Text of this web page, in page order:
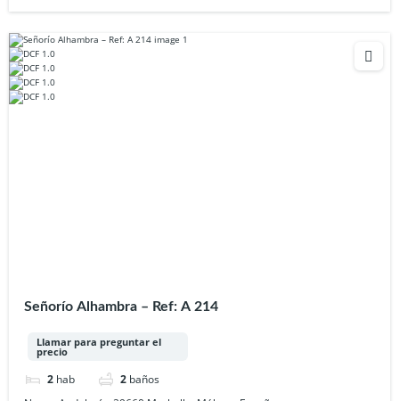
Señorío Alhambra – Ref: A 214
Llamar para preguntar el
precio
2 hab 2 baños